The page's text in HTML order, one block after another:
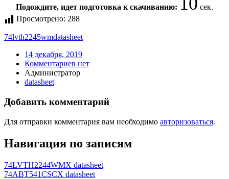
Подождите, идет подготовка к скачиванию:
сек.
Просмотрено: 288
74lvth2245wmdatasheet
14 декабря, 2019
Комментариев нет
Администратор
datasheet
Добавить комментарий
Для отправки комментария вам необходимо авторизоваться.
Навигация по записям
74LVTH2244WMX datasheet
74ABT541CSCX datasheet